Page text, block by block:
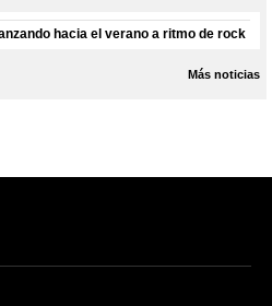
hacia el verano a ritmo de rock
Más noticias